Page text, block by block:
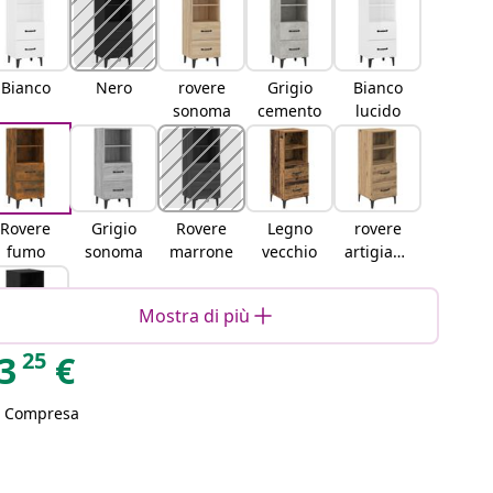
Bianco Nero
rovere
sonoma
Grigio
cemento
Bianco
lucido
Rovere
fumo
Grigio
sonoma
Rovere
marrone
Legno
vecchio
rovere
artigiana
Rovere
Mostra di più
25 €
Compresa